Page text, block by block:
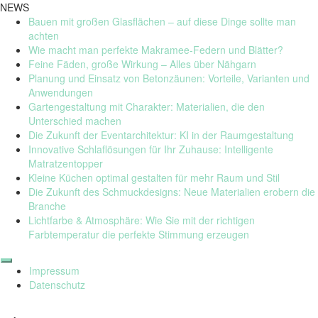
NEWS
Bauen mit großen Glasflächen – auf diese Dinge sollte man
achten
Wie macht man perfekte Makramee-Federn und Blätter?
Feine Fäden, große Wirkung – Alles über Nähgarn
Planung und Einsatz von Betonzäunen: Vorteile, Varianten und
Anwendungen
Gartengestaltung mit Charakter: Materialien, die den
Unterschied machen
Die Zukunft der Eventarchitektur: KI in der Raumgestaltung
Innovative Schlaflösungen für Ihr Zuhause: Intelligente
Matratzentopper
Kleine Küchen optimal gestalten für mehr Raum und Stil
Die Zukunft des Schmuckdesigns: Neue Materialien erobern die
Branche
Lichtfarbe & Atmosphäre: Wie Sie mit der richtigen
Farbtemperatur die perfekte Stimmung erzeugen
Skip
to
content
Impressum
Datenschutz